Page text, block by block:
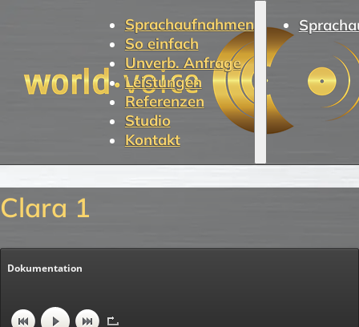
Sprachaufnahmen
So einfach
Unverb. Anfrage
Leistungen
Referenzen
Studio
Kontakt
Clara 1
Dokumentation